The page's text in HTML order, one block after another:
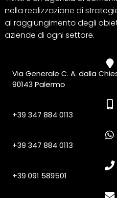
nella realizzazione di
al raggiungimento degli
aziende di ogni settore.
Via Generale C. A. dalla
90143 Palermo
+39 347 884 0113
+39 347 884 0113
+39 091 589501